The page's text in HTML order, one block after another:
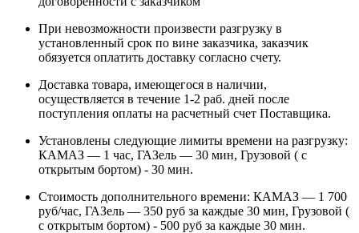
При невозможности произвести разгрузку в
установленный срок по вине заказчика, заказчик
обязуется оплатить доставку согласно счету.
Доставка товара, имеющегося в наличии,
осуществляется в течение 1-2 раб. дней после
поступления оплаты на расчетный счет Поставщика.
Установлены следующие лимиты времени на разгрузку:
КАМАЗ — 1 час, ГАЗель — 30 мин, Грузовой ( с
открытым бортом) - 30 мин.
Стоимость дополнительного времени: КАМАЗ — 1 700
руб/час, ГАЗель — 350 руб за каждые 30 мин, Грузовой (
с открытым бортом) - 500 руб за каждые 30 мин.